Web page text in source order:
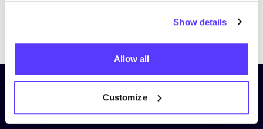
Show details
Allow all
Customize
PreviousNext
¡Suscríbete a nuestro boletín
y mantente informado!